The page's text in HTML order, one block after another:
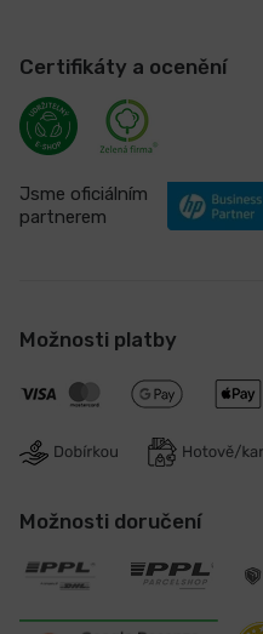
Certifikáty a ocenění
Jsme oficiálním
partnerem
Možnosti platby
Možnosti doručení